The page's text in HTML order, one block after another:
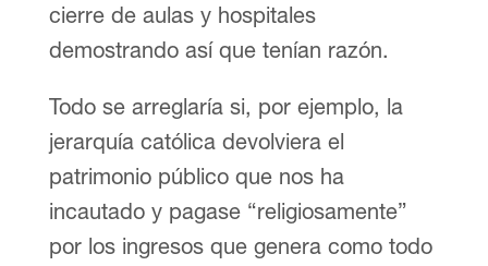
cierre de aulas y hospitales
demostrando así que tenían razón.
Todo se arreglaría si, por ejemplo, la
jerarquía católica devolviera el
patrimonio público que nos ha
incautado y pagase “religiosamente”
por los ingresos que genera como todo